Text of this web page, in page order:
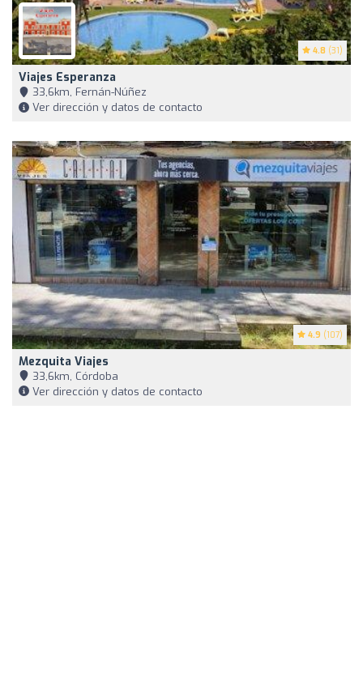
4.8 (31)
Viajes Esperanza
33,6km, Fernán-Núñez
Ver dirección y datos de contacto
4.9 (107)
Mezquita Viajes
33,6km, Córdoba
Ver dirección y datos de contacto